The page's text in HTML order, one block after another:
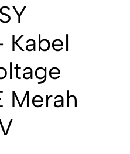
Kabel
Merah